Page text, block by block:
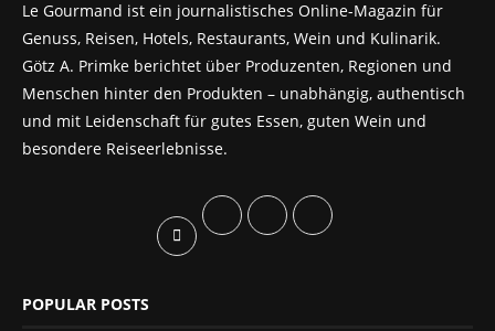
Le Gourmand ist ein journalistisches Online-Magazin für
Genuss, Reisen, Hotels, Restaurants, Wein und Kulinarik.
Götz A. Primke berichtet über Produzenten, Regionen und
Menschen hinter den Produkten – unabhängig, authentisch
und mit Leidenschaft für gutes Essen, guten Wein und
besondere Reiseerlebnisse.
POPULAR POSTS